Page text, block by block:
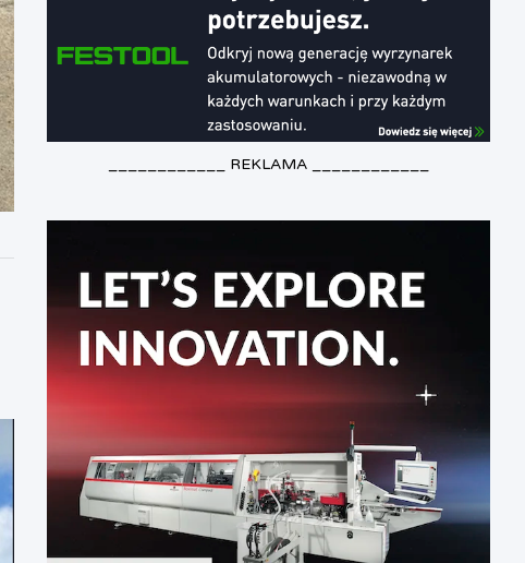
____________ REKLAMA ____________